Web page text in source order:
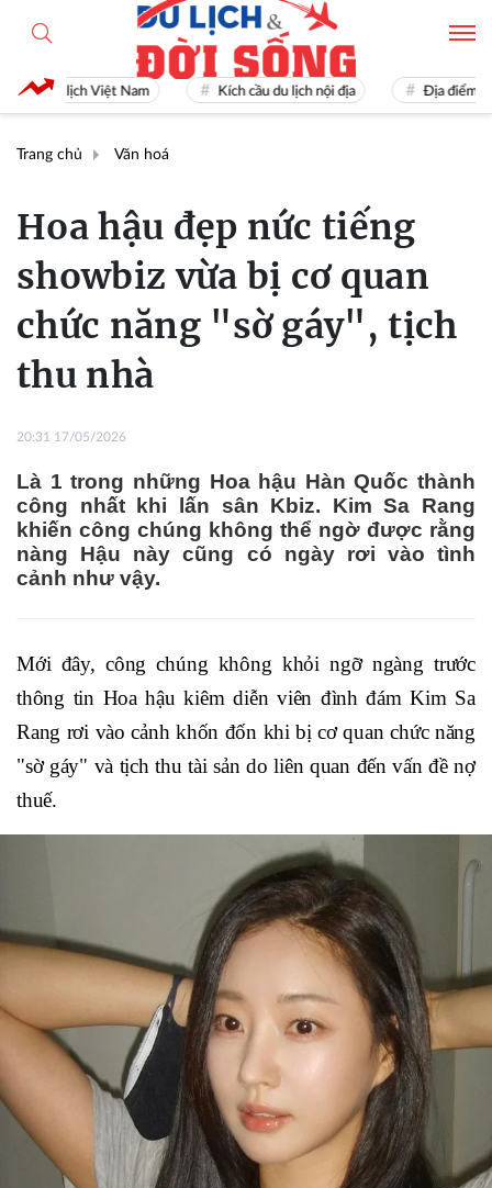
Du lịch Việt Nam Kích cầu du lịch nội địa Địa điểm du lịch
Trang chủ Văn hoá
Hoa hậu đẹp nức tiếng
showbiz vừa bị cơ quan
chức năng "sờ gáy", tịch
thu nhà
20:31 17/05/2026
Là 1 trong những Hoa hậu Hàn Quốc thành
công nhất khi lấn sân Kbiz. Kim Sa Rang
khiến công chúng không thể ngờ được rằng
nàng Hậu này cũng có ngày rơi vào tình
cảnh như vậy.
Mới đây, công chúng không khỏi ngỡ ngàng trước
thông tin Hoa hậu kiêm diễn viên đình đám Kim Sa
Rang rơi vào cảnh khốn đốn khi bị cơ quan chức năng
"sờ gáy" và tịch thu tài sản do liên quan đến vấn đề nợ
thuế.